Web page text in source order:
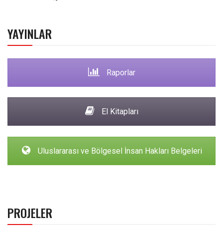
YAYINLAR
Raporlar
El Kitapları
Uluslararası ve Bölgesel İnsan Hakları Belgeleri
PROJELER